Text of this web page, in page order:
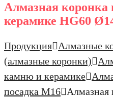
Алмазная
керамике HG60
Продукция
Алмазные
(алмазные коронки)
камню и керамике
посадка М16
Алмазная